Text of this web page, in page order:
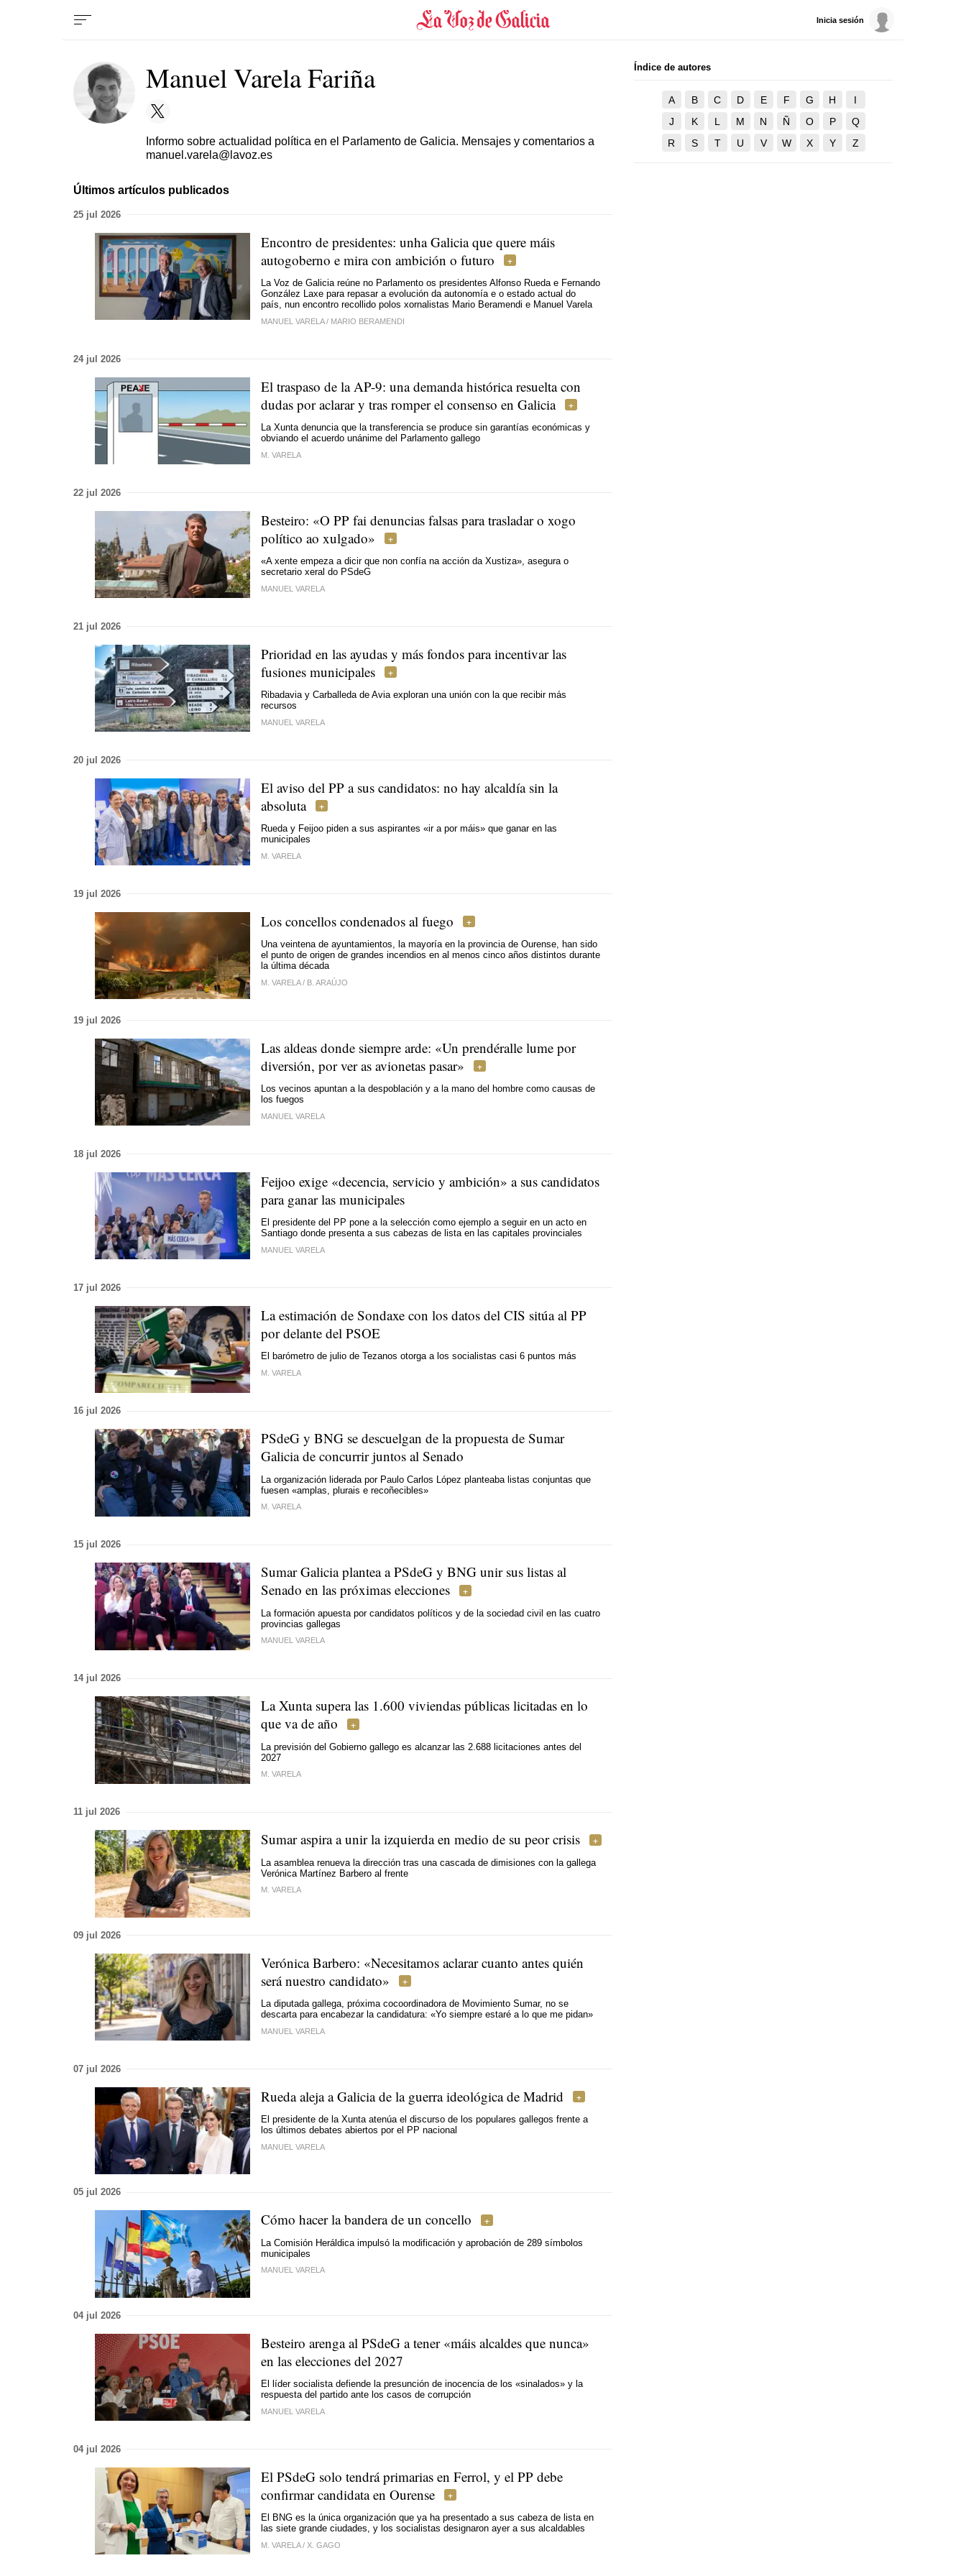
Inicia sesión
Manuel Varela Fariña
Informo sobre actualidad política en el Parlamento de Galicia. Mensajes y comentarios a
manuel.varela@lavoz.es
Últimos artículos publicados
25 jul 2026
Encontro de presidentes: unha Galicia que quere máis
autogoberno e mira con ambición o futuro
La Voz de Galicia reúne no Parlamento os presidentes Alfonso Rueda e Fernando
González Laxe para repasar a evolución da autonomía e o estado actual do
país, nun encontro recollido polos xornalistas Mario Beramendi e Manuel Varela
MANUEL VARELA / MARIO BERAMENDI
24 jul 2026
El traspaso de la AP-9: una demanda histórica resuelta con
dudas por aclarar y tras romper el consenso en Galicia
La Xunta denuncia que la transferencia se produce sin garantías económicas y
obviando el acuerdo unánime del Parlamento gallego
M. VARELA
22 jul 2026
Besteiro: «O PP fai denuncias falsas para trasladar o xogo
político ao xulgado»
«A xente empeza a dicir que non confía na acción da Xustiza», asegura o
secretario xeral do PSdeG
MANUEL VARELA
21 jul 2026
Prioridad en las ayudas y más fondos para incentivar las
fusiones municipales
Ribadavia y Carballeda de Avia exploran una unión con la que recibir más
recursos
MANUEL VARELA
20 jul 2026
El aviso del PP a sus candidatos: no hay alcaldía sin la
absoluta
Rueda y Feijoo piden a sus aspirantes «ir a por máis» que ganar en las
municipales
M. VARELA
19 jul 2026
Los concellos condenados al fuego
Una veintena de ayuntamientos, la mayoría en la provincia de Ourense, han sido
el punto de origen de grandes incendios en al menos cinco años distintos durante
la última década
M. VARELA / B. ARAÚJO
19 jul 2026
Las aldeas donde siempre arde: «Un prendéralle lume por
diversión, por ver as avionetas pasar»
Los vecinos apuntan a la despoblación y a la mano del hombre como causas de
los fuegos
MANUEL VARELA
18 jul 2026
Feijoo exige «decencia, servicio y ambición» a sus candidatos
para ganar las municipales
El presidente del PP pone a la selección como ejemplo a seguir en un acto en
Santiago donde presenta a sus cabezas de lista en las capitales provinciales
MANUEL VARELA
17 jul 2026
La estimación de Sondaxe con los datos del CIS sitúa al PP
por delante del PSOE
El barómetro de julio de Tezanos otorga a los socialistas casi 6 puntos más
M. VARELA
16 jul 2026
PSdeG y BNG se descuelgan de la propuesta de Sumar
Galicia de concurrir juntos al Senado
La organización liderada por Paulo Carlos López planteaba listas conjuntas que
fuesen «amplas, plurais e recoñecibles»
M. VARELA
15 jul 2026
Sumar Galicia plantea a PSdeG y BNG unir sus listas al
Senado en las próximas elecciones
La formación apuesta por candidatos políticos y de la sociedad civil en las cuatro
provincias gallegas
MANUEL VARELA
14 jul 2026
La Xunta supera las 1.600 viviendas públicas licitadas en lo
que va de año
La previsión del Gobierno gallego es alcanzar las 2.688 licitaciones antes del
2027
M. VARELA
11 jul 2026
Sumar aspira a unir la izquierda en medio de su peor crisis
La asamblea renueva la dirección tras una cascada de dimisiones con la gallega
Verónica Martínez Barbero al frente
M. VARELA
09 jul 2026
Verónica Barbero: «Necesitamos aclarar cuanto antes quién
será nuestro candidato»
La diputada gallega, próxima cocoordinadora de Movimiento Sumar, no se
descarta para encabezar la candidatura: «Yo siempre estaré a lo que me pidan»
MANUEL VARELA
07 jul 2026
Rueda aleja a Galicia de la guerra ideológica de Madrid
El presidente de la Xunta atenúa el discurso de los populares gallegos frente a
los últimos debates abiertos por el PP nacional
MANUEL VARELA
05 jul 2026
Cómo hacer la bandera de un concello
La Comisión Heráldica impulsó la modificación y aprobación de 289 símbolos
municipales
MANUEL VARELA
04 jul 2026
Besteiro arenga al PSdeG a tener «máis alcaldes que nunca»
en las elecciones del 2027
El líder socialista defiende la presunción de inocencia de los «sinalados» y la
respuesta del partido ante los casos de corrupción
MANUEL VARELA
04 jul 2026
El PSdeG solo tendrá primarias en Ferrol, y el PP debe
confirmar candidata en Ourense
El BNG es la única organización que ya ha presentado a sus cabeza de lista en
las siete grande ciudades, y los socialistas designaron ayer a sus alcaldables
M. VARELA / X. GAGO
Índice de autores
A B C D E F G H
I
J
K L M N Ñ O P
Q
R
S T U V W X Y Z